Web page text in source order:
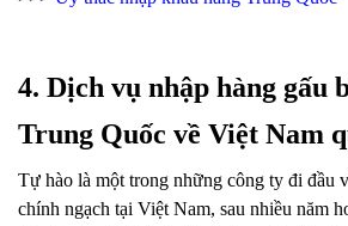
4. Dịch vụ nhập hàng gấu
Trung Quốc về Việt Nam
Tự hào là một trong những công ty đi đầu
chính ngạch tại Việt Nam, sau nhiều năm